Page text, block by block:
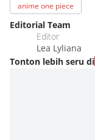
anime one piece
Editorial Team
Editor
Lea Lyliana
Tonton lebih seru di